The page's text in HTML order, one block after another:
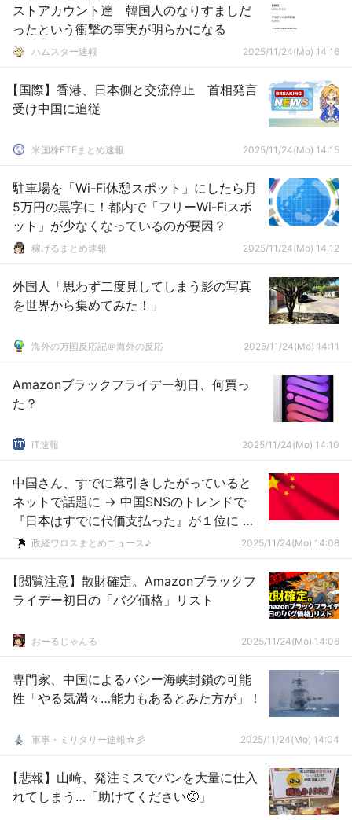
ストアカウント達 韓国人のなりすましだ
ったという衝撃の事実が明らかになる
ハムスター速報 2025/11/24(Mo) 14:16
【国際】香港、日本側と交流停止 首相発言
受け中国に追従
米国株ETFまとめ速報 2025/11/24(Mo) 14:15
駐車場を「Wi-Fi休憩スポット」にしたら月
5万円の黒字に！都内で「フリーWi-Fiスポ
ット」が少なくなっているのが要因？
稼げるまとめ速報 2025/11/24(Mo) 14:12
外国人「思わず二度見してしまう影の写真
を世界から集めてみた！」
海外の万国反応記＠海外の反応 2025/11/24(Mo) 14:11
Amazonブラックフライデー初日、何買っ
た？
IT速報 2025/11/24(Mo) 14:10
中国さん、すでに幕引きしたがっていると
ネットで話題に → 中国SNSのトレンドで
『日本はすでに代価支払った』が１位に ｗ
ｗｗｗｗｗｗｗｗｗｗｗｗｗｗｗ
政経ワロスまとめニュース♪ 2025/11/24(Mo) 14:08
【閲覧注意】散財確定。Amazonブラックフ
ライデー初日の「バグ価格」リスト
おーるじゃんる 2025/11/24(Mo) 14:06
専門家、中国によるバシー海峡封鎖の可能
性「やる気満々…能力もあるとみた方が」！
軍事・ミリタリー速報☆彡 2025/11/24(Mo) 14:04
【悲報】山崎、発注ミスでパンを大量に仕入
れてしまう…「助けてください🥺」